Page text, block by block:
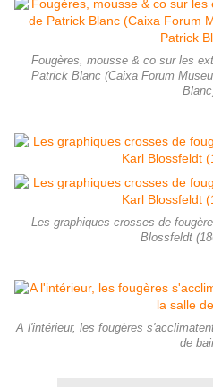
Fougères, mousse & co sur les
Patrick Blanc (Caixa Forum
Les graphiques crosses de
Blossfeldt
A l'intérieur, les fougères
de